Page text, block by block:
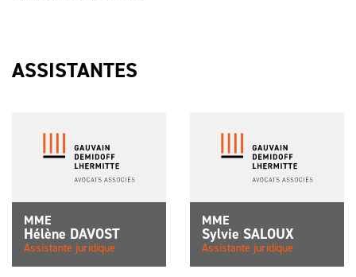
ASSISTANTES
MME
Hélène DAVOST
Assistante juridique
MME
Sylvie SALOUX
Assistante juridique